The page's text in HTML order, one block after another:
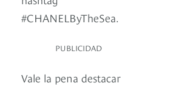
#CHANELByTheSea.
PUBLICIDAD
Vale la pena destacar